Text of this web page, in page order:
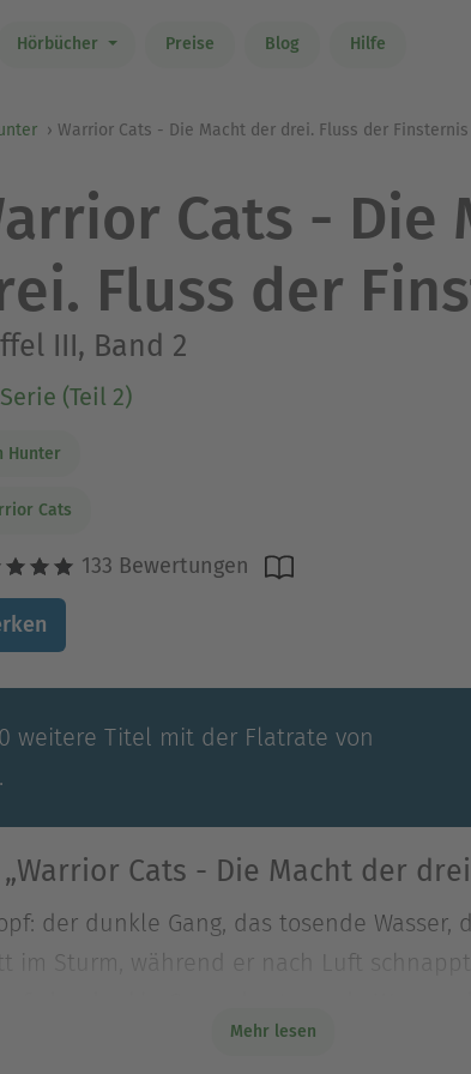
Hörbücher Preise Blog Hilfe
Warrior Cats - Die Macht der drei. Fluss der Finsternis
Cats - Die
Fluss der
III, Band 2
Serie (Teil 2)
Hunter
Cats
133 Bewertungen
weitere Titel mit der Flatrate von
Cats - Die Macht der
der dunkle Gang, das tosende Wasser,
im Sturm, während er nach Luft
im Sturm, während er nach Luft
Mehr lesen